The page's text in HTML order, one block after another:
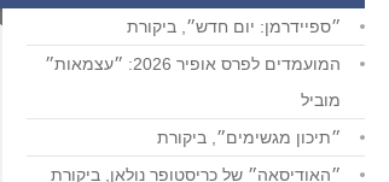
״ספיידרמן: יום חדש״, ביקורת
המועמדים לפרס אופיר 2026: ״עצמאות״
מוביל
״תיכון מגשימים״, ביקורת
״האודיסאה״ של כריסטופר נולאן, ביקורת